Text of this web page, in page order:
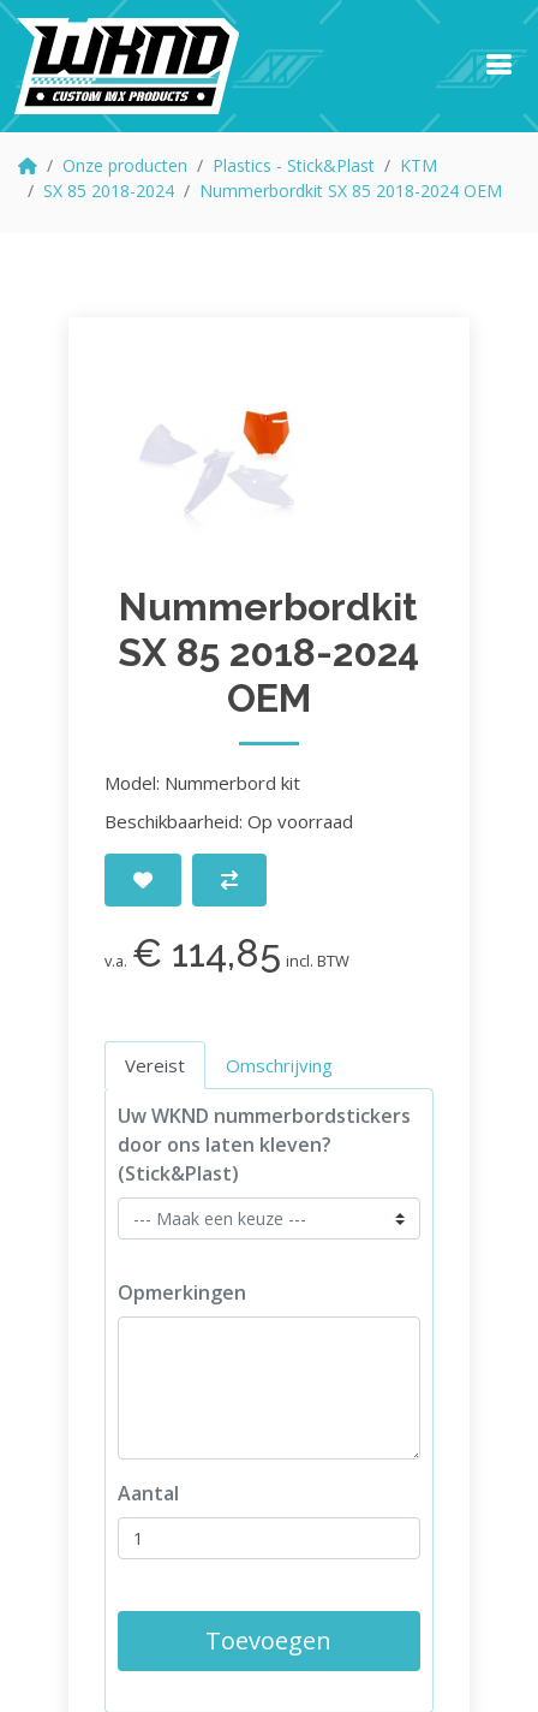
Onze producten Plastics - Stick&Plast
KTM
SX 85 2018-2024
Nummerbordkit SX 85 2018-2024 OEM
Nummerbordkit
SX 85 2018-2024
OEM
Model: Nummerbord kit
Beschikbaarheid: Op voorraad
v.a. € 114,85 incl. BTW
Vereist Omschrijving
Uw WKND nummerbordstickers
door ons laten kleven?
(Stick&Plast)
Opmerkingen
Aantal
Toevoegen